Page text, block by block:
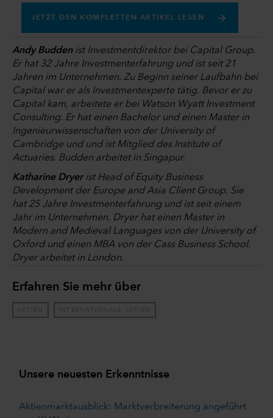
JETZT DEN KOMPLETTEN ARTIKEL LESEN
Andy Buddenist Investmentdirektor bei Capital Group.
Er hat 32 Jahre Investmenterfahrung und ist seit 21
Jahren im Unternehmen. Zu Beginn seiner Laufbahn bei
Capital war er als Investmentexperte tätig. Bevor er zu
Capital kam, arbeitete er bei Watson Wyatt Investment
Consulting. Er hat einen Bachelor und einen Master in
Ingenieurwissenschaften von der University of
Cambridge und und ist Mitglied des Institute of
Actuaries. Budden arbeitet in Singapur.
Katharine Dryerist Head of Equity Business
Development der Europe and Asia Client Group. Sie
hat 25 Jahre Investmenterfahrung und ist seit einem
Jahr im Unternehmen. Dryer hat einen Master in
Modern and Medieval Languages von der University of
Oxford und einen MBA von der Cass Business School.
Dryer arbeitet in London.
Erfahren Sie mehr über
AKTIEN INTERNATIONALE AKTIEN
Unsere neuesten Erkenntnisse
Aktienmarktausblick: Marktverbreiterung angeführt